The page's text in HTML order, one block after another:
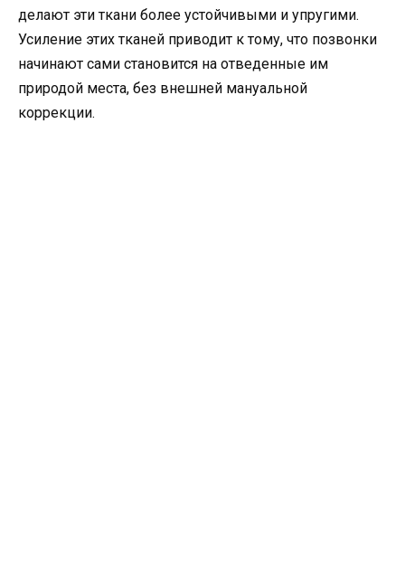
делают эти ткани более устойчивыми и упругими.
Усиление этих тканей приводит к тому, что позвонки
начинают сами становится на отведенные им
природой места, без внешней мануальной
коррекции.